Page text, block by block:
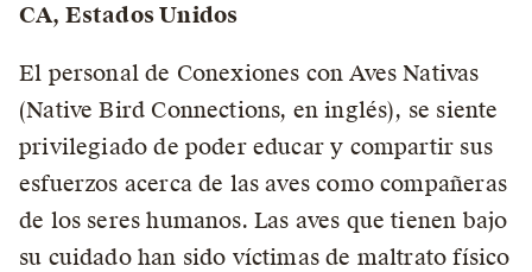
CA, Estados Unidos
El personal de Conexiones con Aves Nativas
(Native Bird Connections, en inglés), se siente
privilegiado de poder educar y compartir sus
esfuerzos acerca de las aves como compañeras
de los seres humanos. Las aves que tienen bajo
su cuidado han sido víctimas de maltrato físico